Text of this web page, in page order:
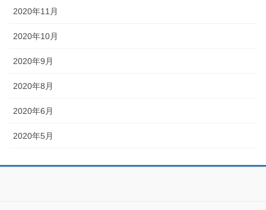
2020年11月
2020年10月
2020年9月
2020年8月
2020年6月
2020年5月